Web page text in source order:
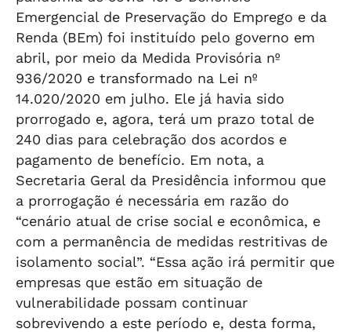
Emergencial de Preservação do Emprego e da
Renda (BEm) foi instituído pelo governo em
abril, por meio da Medida Provisória nº
936/2020 e transformado na Lei nº
14.020/2020 em julho. Ele já havia sido
prorrogado e, agora, terá um prazo total de
240 dias para celebração dos acordos e
pagamento de benefício. Em nota, a
Secretaria Geral da Presidência informou que
a prorrogação é necessária em razão do
“cenário atual de crise social e econômica, e
com a permanência de medidas restritivas de
isolamento social”. “Essa ação irá permitir que
empresas que estão em situação de
vulnerabilidade possam continuar
sobrevivendo a este período e, desta forma,